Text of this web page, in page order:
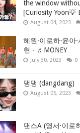
the window
[Curiosity Yoon💡
August 04, 2023
혜원·이로하·윤아·
현 - ♬MONEY
July 30, 2023 0
댕댕 (dangdang)
August 05, 2023
댄스A (영서·이로